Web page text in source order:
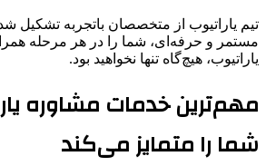
تیم یاراتیوب از متخصصان باتجربه تشکیل
مستمر و حرفه‌ای، شما را در هر مرحله
یاراتیوب، هیچ‌گاه تنها نخواهید بود.
مهم‌ترین خدمات مشاوره
شما را متمایز می‌کند